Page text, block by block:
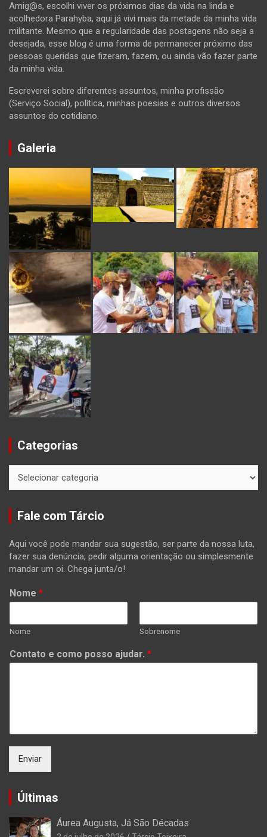
Amig@s, escolhi viver os próximos dias da vida na linda e
acolhedora Parahyba, aqui já vivi mais da metade da minha vida
militante. Mesmo que a regularidade das postagens não seja a
desejada, esse blog é uma forma de permanecer próximo das
pessoas queridas que fizeram, fazem, ou ainda vão fazer parte
da minha vida.
Escreverei sobre diferentes assuntos, minha profissão
(Serviço Social), política, minhas poesias e outros diversos
assuntos do cotidiano.
Galeria
Categorias
Fale com Tárcio
Aqui você pode mandar sua sugestão, ser parte da nossa luta,
fazer sua denúncia, pedir alguma orientação ou simplesmente
mandar um oi. Chega junta/o!
Nome *
Nome Sobrenome
Contato e como posso ajudar. *
Enviar
Últimas
Áurea Augusta, Já São Décadas